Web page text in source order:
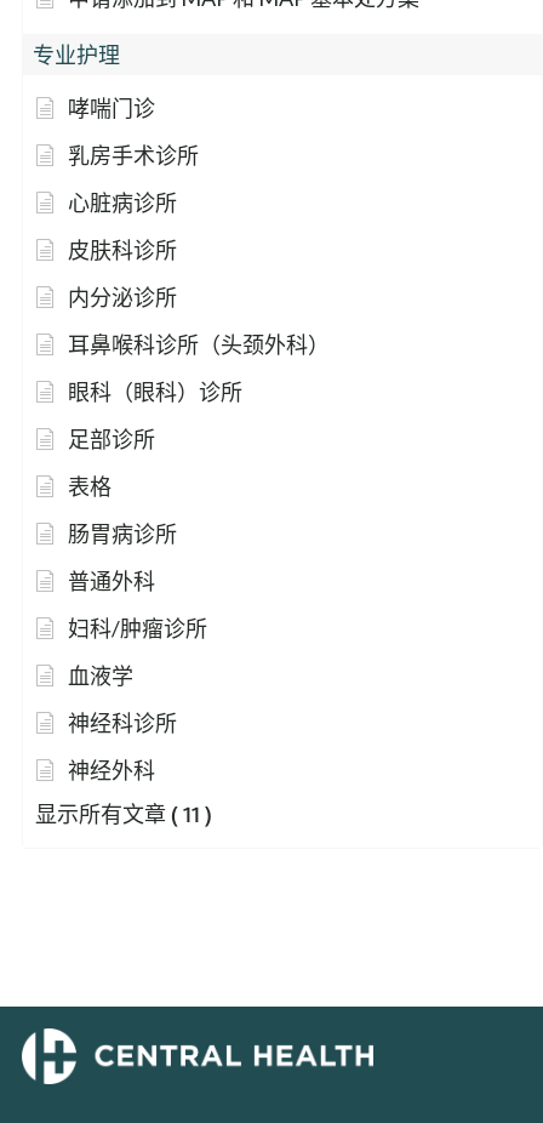
专业护理
哮喘门诊
乳房手术诊所
心脏病诊所
皮肤科诊所
内分泌诊所
耳鼻喉科诊所（头颈外科）
眼科（眼科）诊所
足部诊所
表格
肠胃病诊所
普通外科
妇科/肿瘤诊所
血液学
神经科诊所
神经外科
显示所有文章 ( 11 )